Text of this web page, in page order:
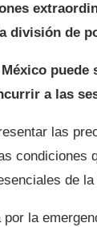
división de
a las
las
condiciones
de la
la